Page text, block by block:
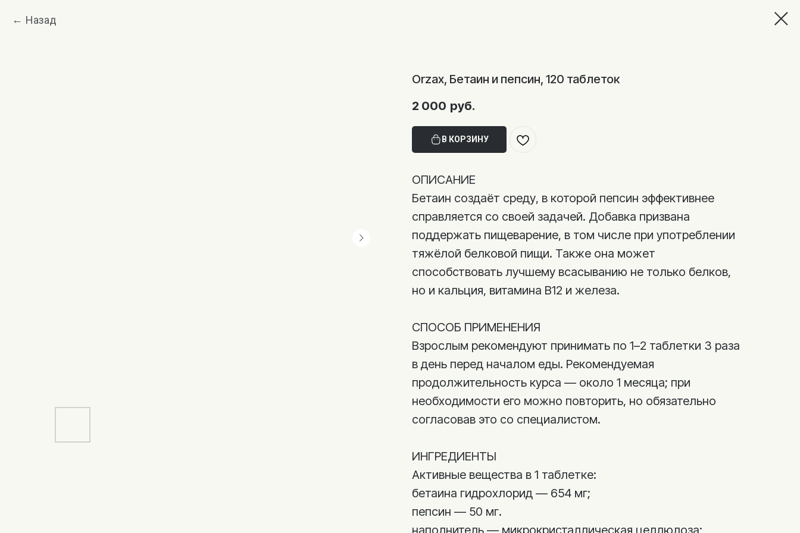
Назад
Orzax, Бетаин и пепсин, 120 таблеток
2 000 руб.
В КОРЗИНУ
ОПИСАНИЕ
Бетаин создаёт среду, в которой пепсин эффективнее
справляется со своей задачей. Добавка призвана
поддержать пищеварение, в том числе при употреблении
тяжёлой белковой пищи. Также она может
способствовать лучшему всасыванию не только белков,
но и кальция, витамина B12 и железа.
СПОСОБ ПРИМЕНЕНИЯ
Взрослым рекомендуют принимать по 1–2 таблетки 3 раза
в день перед началом еды. Рекомендуемая
продолжительность курса — около 1 месяца; при
необходимости его можно повторить, но обязательно
согласовав это со специалистом.
ИНГРЕДИЕНТЫ
Активные вещества в 1 таблетке:
бетаина гидрохлорид — 654 мг;
пепсин — 50 мг.
наполнитель — микрокристаллическая целлюлоза;